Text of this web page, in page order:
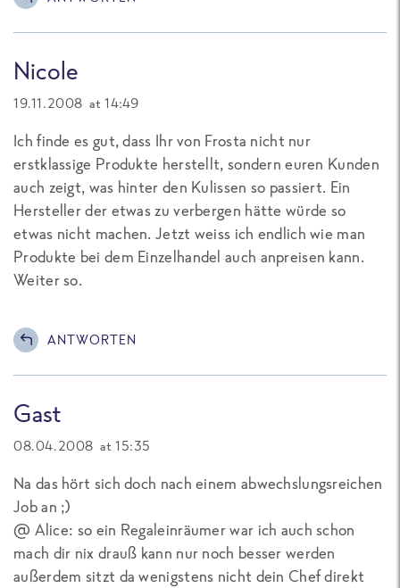
Nicole
19.11.2008 at 14:49
Ich finde es gut, dass Ihr von Frosta nicht nur
erstklassige Produkte herstellt, sondern euren Kunden
auch zeigt, was hinter den Kulissen so passiert. Ein
Hersteller der etwas zu verbergen hätte würde so
etwas nicht machen. Jetzt weiss ich endlich wie man
Produkte bei dem Einzelhandel auch anpreisen kann.
Weiter so.
ANTWORTEN
Gast
08.04.2008 at 15:35
Na das hört sich doch nach einem abwechslungsreichen
Job an ;)
@ Alice: so ein Regaleinräumer war ich auch schon
mach dir nix drauß kann nur noch besser werden
außerdem sitzt da wenigstens nicht dein Chef direkt